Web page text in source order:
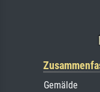
Gemälde